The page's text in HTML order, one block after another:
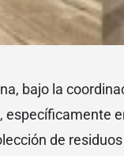
bajo la
de